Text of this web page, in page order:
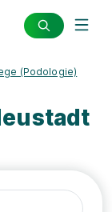
(Podologie)